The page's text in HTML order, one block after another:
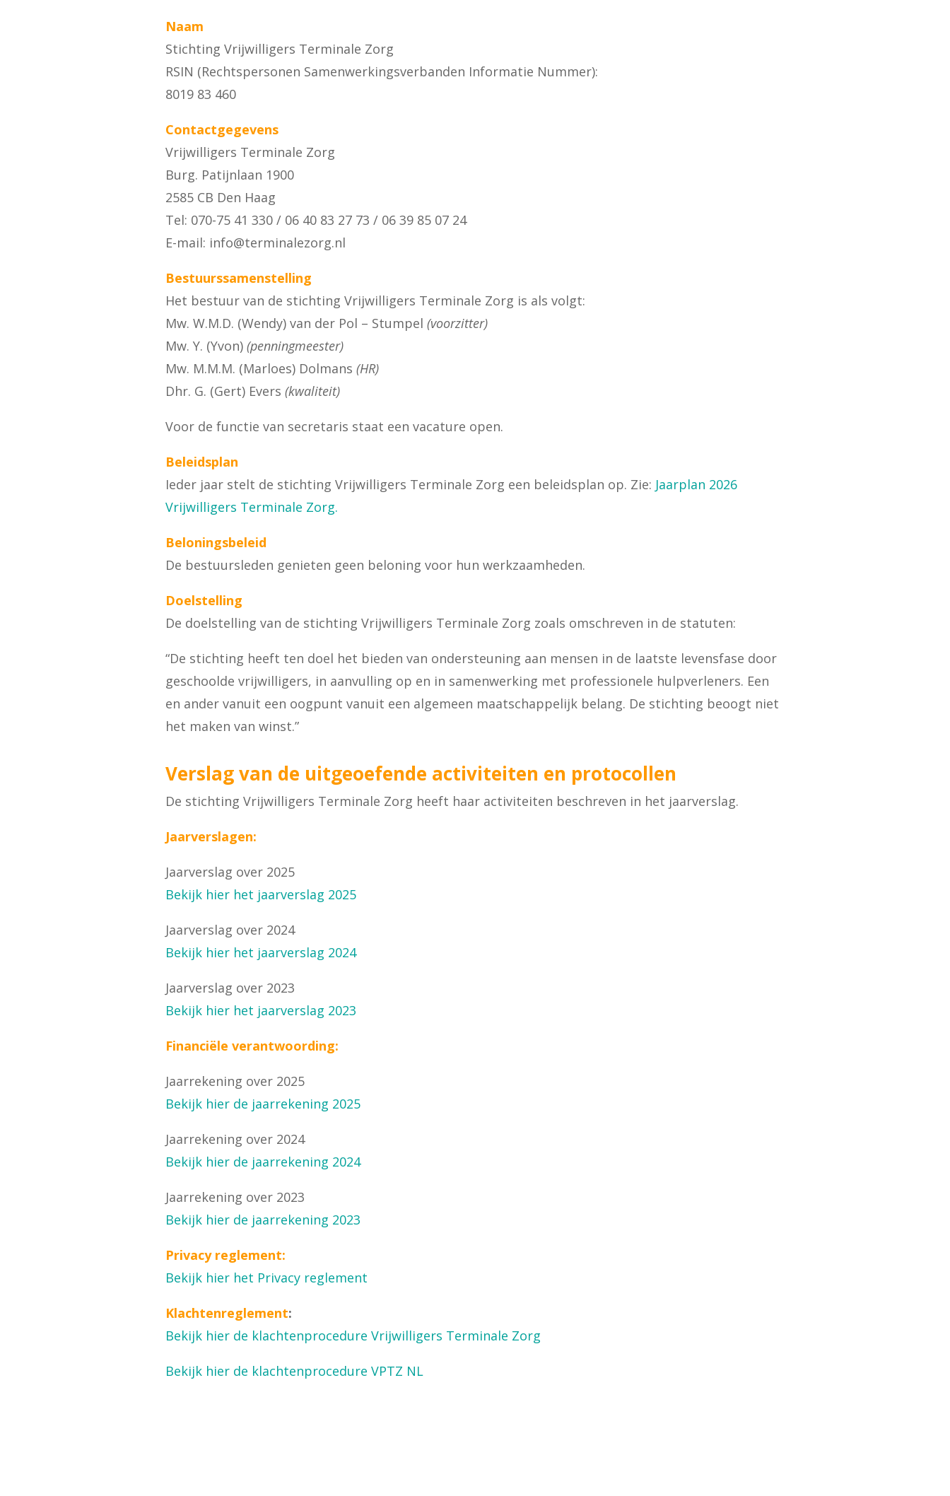
Naam
Stichting Vrijwilligers Terminale Zorg
RSIN (Rechtspersonen Samenwerkingsverbanden Informatie Nummer):
8019 83 460
Contactgegevens
Vrijwilligers Terminale Zorg
Burg. Patijnlaan 1900
2585 CB Den Haag
Tel: 070-75 41 330 / 06 40 83 27 73 / 06 39 85 07 24
E-mail: info@terminalezorg.nl
Bestuurssamenstelling
Het bestuur van de stichting Vrijwilligers Terminale Zorg is als volgt:
Mw. W.M.D. (Wendy) van der Pol – Stumpel(voorzitter)
Mw. Y. (Yvon)(penningmeester)
Mw. M.M.M. (Marloes) Dolmans(HR)
Dhr. G. (Gert) Evers(kwaliteit)
Voor de functie van secretaris staat een vacature open.
Beleidsplan
Ieder jaar stelt de stichting Vrijwilligers Terminale Zorg een beleidsplan op. Zie: Jaarplan 2026
Vrijwilligers Terminale Zorg.
Beloningsbeleid
De bestuursleden genieten geen beloning voor hun werkzaamheden.
Doelstelling
De doelstelling van de stichting Vrijwilligers Terminale Zorg zoals omschreven in de statuten:
“De stichting heeft ten doel het bieden van ondersteuning aan mensen in de laatste levensfase door
geschoolde vrijwilligers, in aanvulling op en in samenwerking met professionele hulpverleners. Een
en ander vanuit een oogpunt vanuit een algemeen maatschappelijk belang. De stichting beoogt niet
het maken van winst.”
Verslag van de uitgeoefende activiteiten en protocollen
De stichting Vrijwilligers Terminale Zorg heeft haar activiteiten beschreven in het jaarverslag.
Jaarverslagen:
Jaarverslag over 2025
Bekijk hier het jaarverslag 2025
Jaarverslag over 2024
Bekijk hier het jaarverslag 2024
Jaarverslag over 2023
Bekijk hier het jaarverslag 2023
Financiële verantwoording:
Jaarrekening over 2025
Bekijk hier de jaarrekening 2025
Jaarrekening over 2024
Bekijk hier de jaarrekening 2024
Jaarrekening over 2023
Bekijk hier de jaarrekening 2023
Privacy reglement:
Bekijk hier het Privacy reglement
Klachtenreglement:
Bekijk hier de klachtenprocedure Vrijwilligers Terminale Zorg
Bekijk hier de klachtenprocedure VPTZ NL